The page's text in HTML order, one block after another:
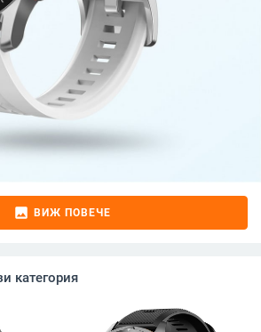
image ВИЖ ПОВЕЧЕ
категория